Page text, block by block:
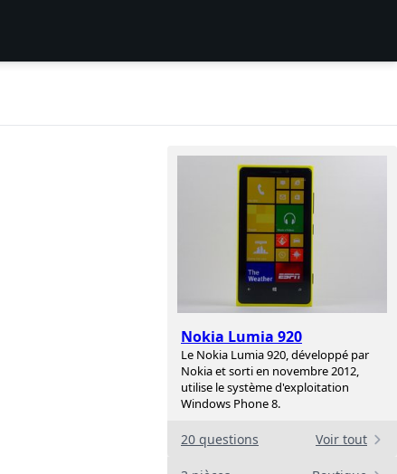
Nokia Lumia 920
Le Nokia Lumia 920, développé par
Nokia et sorti en novembre 2012,
utilise le système d'exploitation
Windows Phone 8.
20 questions Voir tout